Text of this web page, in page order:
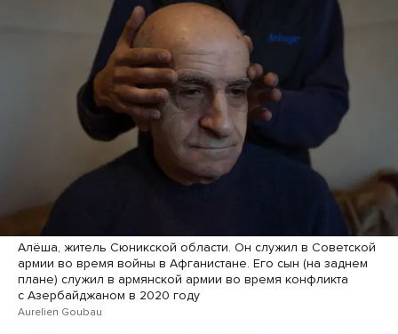
Алёша, житель Сюникской области. Он служил в Советской
армии во время войны в Афганистане. Его сын (на заднем
плане) служил в армянской армии во время конфликта
с Азербайджаном в 2020 году
Aurelien Goubau